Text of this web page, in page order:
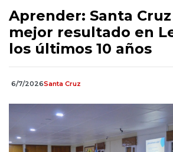
Aprender: Santa
mejor resultado en
los últimos 10 años
6/7/2026Santa Cruz